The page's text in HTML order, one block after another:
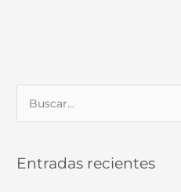
c
Entradas recientes